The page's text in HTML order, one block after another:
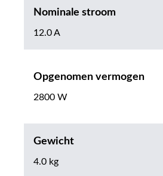
Nominale stroom
12.0 A
Opgenomen vermogen
2800 W
Gewicht
4.0 kg